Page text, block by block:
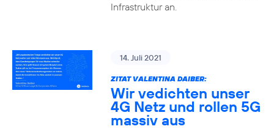
Infrastruktur an.
14. Juli 2021
ZITAT VALENTINA DAIBER:
Wir vedichten unser
4G Netz und rollen 5G
massiv aus